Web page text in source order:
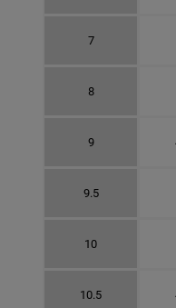
7
8
9
9.5
10
10.5